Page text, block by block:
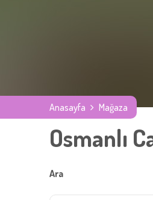
Anasayfa Mağaza
Osmanlı
Ara